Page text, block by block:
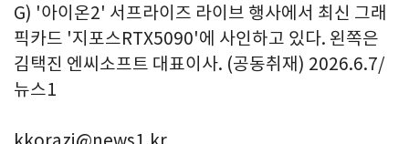
G) '아이온2' 서프라이즈 라이브 행사에서 최신 그래
픽카드 '지포스RTX5090'에 사인하고 있다. 왼쪽은
김택진 엔씨소프트 대표이사. (공동취재) 2026.6.7/
뉴스1